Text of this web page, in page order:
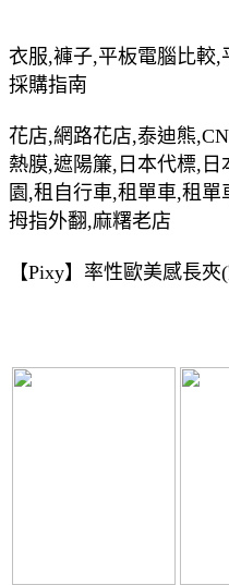
衣服,褲子,平板電腦比較
採購指南
花店,網路花店,泰迪熊
熱膜,遮陽簾,日本代標,
園,租自行車,租單車,租
拇指外翻,麻糬老店
【Pixy】率性歐美感長